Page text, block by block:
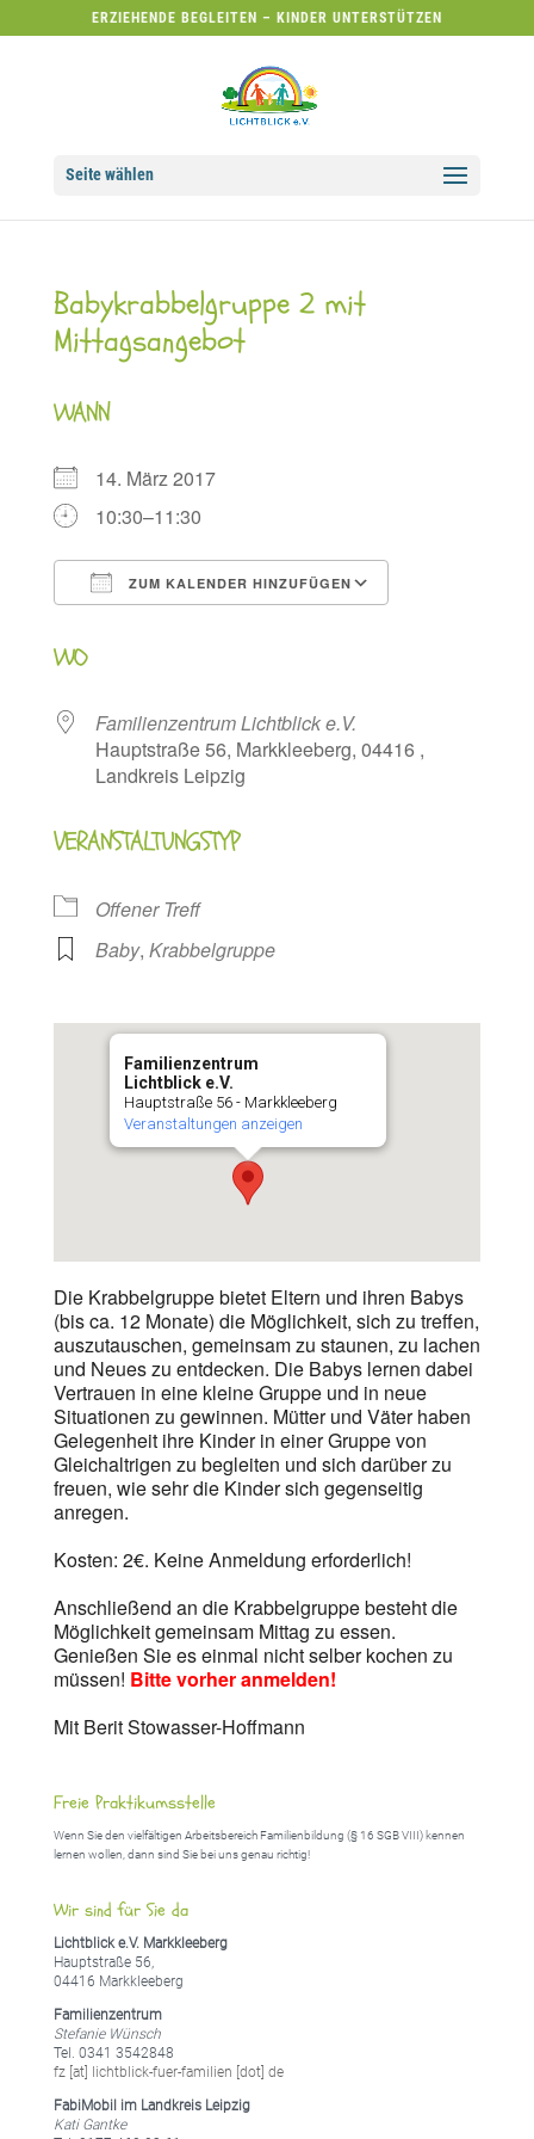
ERZIEHENDE BEGLEITEN – KINDER UNTERSTÜTZEN
Seite wählen
Babykrabbelgruppe 2 mit
Mittagsangebot
WANN
14. März 2017
10:30–11:30
ZUM KALENDER HINZUFÜGEN
WO
Familienzentrum Lichtblick e.V.
Hauptstraße 56, Markkleeberg, 04416 ,
Landkreis Leipzig
VERANSTALTUNGSTYP
Offener Treff
Baby, Krabbelgruppe
Familienzentrum
Lichtblick e.V.
Hauptstraße 56 - Markkleeberg
Veranstaltungen anzeigen
Die Krabbelgruppe bietet Eltern und ihren Babys
(bis ca. 12 Monate) die Möglichkeit, sich zu treffen,
auszutauschen, gemeinsam zu staunen, zu lachen
und Neues zu entdecken. Die Babys lernen dabei
Vertrauen in eine kleine Gruppe und in neue
Situationen zu gewinnen. Mütter und Väter haben
Gelegenheit ihre Kinder in einer Gruppe von
Gleichaltrigen zu begleiten und sich darüber zu
freuen, wie sehr die Kinder sich gegenseitig
anregen.
Kosten: 2€. Keine Anmeldung erforderlich!
Anschließend an die Krabbelgruppe besteht die
Möglichkeit gemeinsam Mittag zu essen.
Genießen Sie es einmal nicht selber kochen zu
müssen! Bitte vorher anmelden!
Mit Berit Stowasser-Hoffmann
Freie Praktikumsstelle
Wenn Sie den vielfältigen Arbeitsbereich Familienbildung (§ 16 SGB VIII) kennen
lernen wollen, dann sind Sie bei uns genau richtig!
Wir sind für Sie da
Lichtblick e.V. Markkleeberg
Hauptstraße 56,
04416 Markkleeberg
Familienzentrum
Stefanie Wünsch
Tel. 0341 3542848
fz [at] lichtblick-fuer-familien [dot] de
FabiMobil im Landkreis Leipzig
Kati Gantke